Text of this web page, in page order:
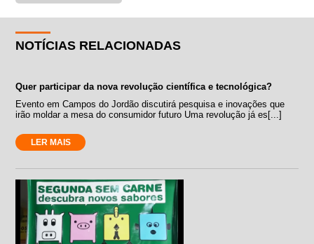
NOTÍCIAS RELACIONADAS
Quer participar da nova revolução científica e tecnológica?
Evento em Campos do Jordão discutirá pesquisa e inovações que
irão moldar a mesa do consumidor futuro Uma revolução já es[...]
LER MAIS